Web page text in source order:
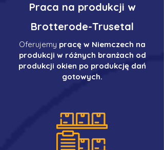
Praca na produkcji w
Brotterode-Trusetal
Oferujemy pracę w Niemczech na
produkcji w różnych branżach od
produkcji okien po produkcję dań
gotowych.